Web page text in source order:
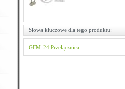
Słowa kluczowe dla tego produktu:
GFM-24 Przełącznica